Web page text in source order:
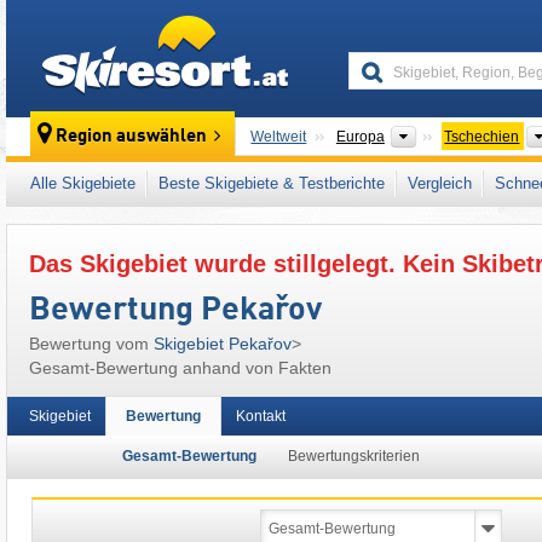
Region auswählen Weltweit Europa Kontinente
Tschechien
Alle Skigebiete Beste Skigebiete & Testberichte Vergleich
Das Skigebiet wurde stillgelegt. Kein
Bewertung Pekařov
Bewertung vom Skigebiet Pekařov>
Gesamt-Bewertung anhand von Fakten
Skigebiet Bewertung
Gesamt-Bewertung Bewertungskriterien
Kontakt